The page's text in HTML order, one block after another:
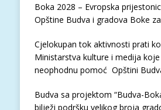
Boka 2028 – Evropska
Opštine Budva i gradova Boke
Cjelokupan tok aktivnosti prati
Ministarstva kulture i medija
neophodnu pomoć Opštini
Budva sa projektom “Budva-
bilježi podršku velikog broja